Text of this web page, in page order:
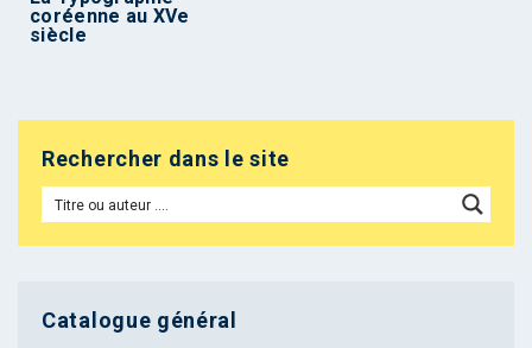
coréenne au XVe
siècle
Rechercher dans le site
Catalogue général